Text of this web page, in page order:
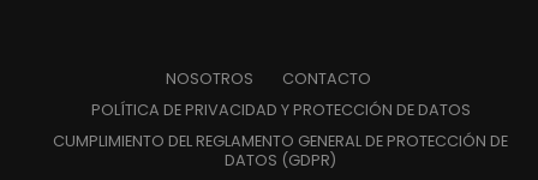
NOSOTROS
CONTACTO
POLÍTICA DE PRIVACIDAD Y PROTECCIÓN DE DATOS
CUMPLIMIENTO DEL REGLAMENTO GENERAL DE PROTECCIÓN DE
DATOS (GDPR)